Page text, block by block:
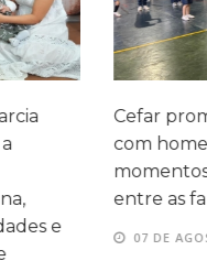
e
Cefar
com
momentos de
entre as
07 DE AGOSTO,